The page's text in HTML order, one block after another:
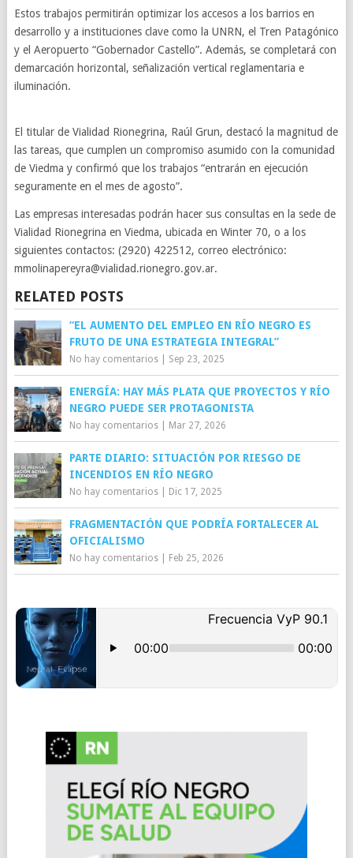
Estos trabajos permitirán optimizar los accesos a los barrios en
desarrollo y a instituciones clave como la UNRN, el Tren Patagónico
y el Aeropuerto “Gobernador Castello”. Además, se completará con
demarcación horizontal, señalización vertical reglamentaria e
iluminación.
El titular de Vialidad Rionegrina, Raúl Grun, destacó la magnitud de
las tareas, que cumplen un compromiso asumido con la comunidad
de Viedma y confirmó que los trabajos “entrarán en ejecución
seguramente en el mes de agosto”.
Las empresas interesadas podrán hacer sus consultas en la sede de
Vialidad Rionegrina en Viedma, ubicada en Winter 70, o a los
siguientes contactos: (2920) 422512, correo electrónico:
mmolinapereyra@vialidad.rionegro.gov.ar.
RELATED POSTS
“EL AUMENTO DEL EMPLEO EN RÍO NEGRO ES
FRUTO DE UNA ESTRATEGIA INTEGRAL”
No hay comentarios| Sep 23, 2025
ENERGÍA: HAY MÁS PLATA QUE PROYECTOS Y RÍO
NEGRO PUEDE SER PROTAGONISTA
No hay comentarios| Mar 27, 2026
PARTE DIARIO: SITUACIÓN POR RIESGO DE
INCENDIOS EN RÍO NEGRO
No hay comentarios| Dic 17, 2025
FRAGMENTACIÓN QUE PODRÍA FORTALECER AL
OFICIALISMO
No hay comentarios| Feb 25, 2026